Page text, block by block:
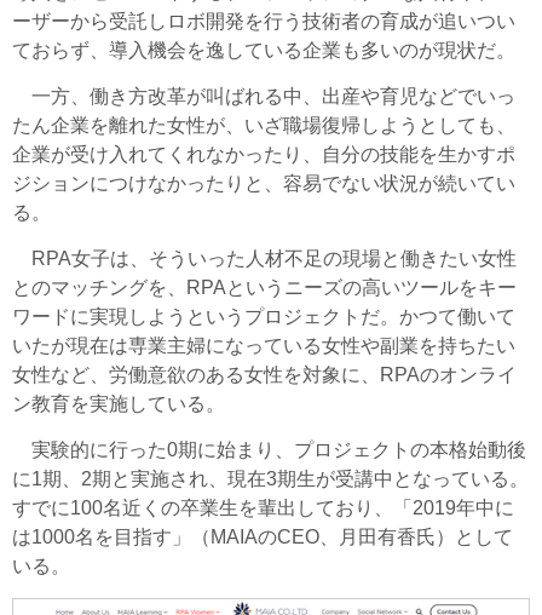
ーザーから受託しロボ開発を行う技術者の育成が追いつい
ておらず、導入機会を逸している企業も多いのが現状だ。
一方、働き方改革が叫ばれる中、出産や育児などでいっ
たん企業を離れた女性が、いざ職場復帰しようとしても、
企業が受け入れてくれなかったり、自分の技能を生かすポ
ジションにつけなかったりと、容易でない状況が続いてい
る。
RPA女子は、そういった人材不足の現場と働きたい女性
とのマッチングを、RPAというニーズの高いツールをキー
ワードに実現しようというプロジェクトだ。かつて働いて
いたが現在は専業主婦になっている女性や副業を持ちたい
女性など、労働意欲のある女性を対象に、RPAのオンライ
ン教育を実施している。
実験的に行った0期に始まり、プロジェクトの本格始動後
に1期、2期と実施され、現在3期生が受講中となっている。
すでに100名近くの卒業生を輩出しており、「2019年中に
は1000名を目指す」（MAIAのCEO、月田有香氏）として
いる。